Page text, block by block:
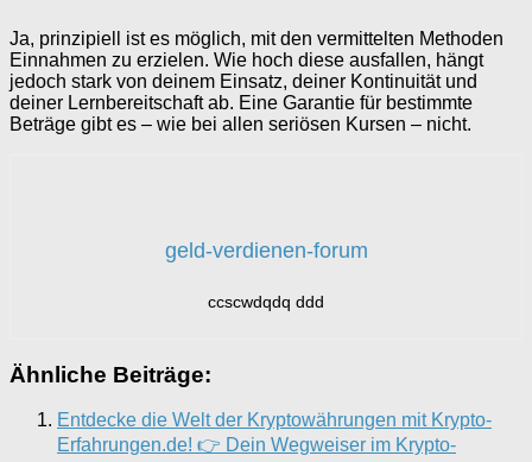
Ja, prinzipiell ist es möglich, mit den vermittelten Methoden
Einnahmen zu erzielen. Wie hoch diese ausfallen, hängt
jedoch stark von deinem Einsatz, deiner Kontinuität und
deiner Lernbereitschaft ab. Eine Garantie für bestimmte
Beträge gibt es – wie bei allen seriösen Kursen – nicht.
geld-verdienen-forum
ccscwdqdq ddd
Ähnliche Beiträge:
Entdecke die Welt der Kryptowährungen mit Krypto-
Erfahrungen.de! 👉 Dein Wegweiser im Krypto-